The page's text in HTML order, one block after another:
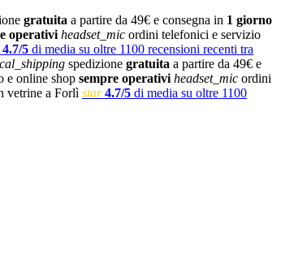
gratuita a partire da 49€ e consegna in 1 giorno
operativi headset_mic ordini telefonici e servizio
4.7/5 di media su oltre 1100 recensioni recenti tra
spedizione gratuita a partire da 49€ e
e online shop sempre operativi headset_mic ordini
vetrine a Forlì star 4.7/5 di media su oltre 1100